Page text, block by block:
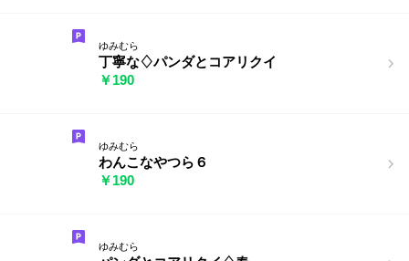
ゆみむら
丁寧な♢パンダとコアリクイ
￥190
ゆみむら
わんこなやつら６
￥190
ゆみむら